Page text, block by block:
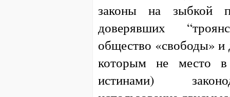
законы на зыбкой
доверявших
общество «свободы» и
которым не место в
истинами)